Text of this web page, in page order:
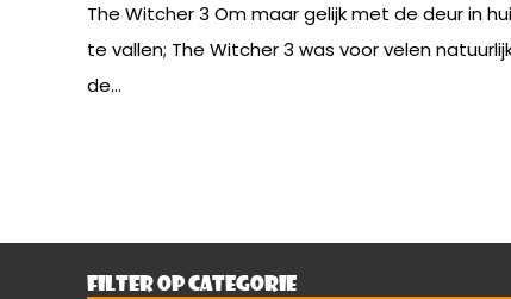
The Witcher 3 Om maar gelijk met de deur in
te vallen; The Witcher 3 was voor velen
de...
FILTER OP CATEGORIE